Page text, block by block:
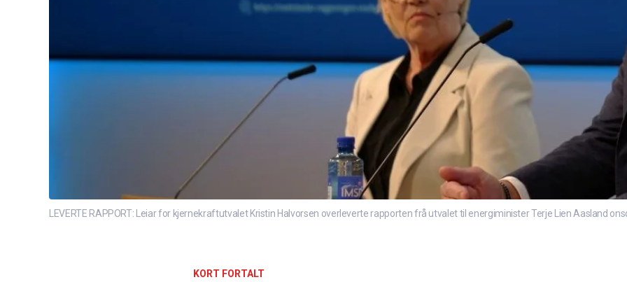
LEVERTE RAPPORT: Leiar for kjernekraftutvalet Kristin Halvorsen overleverte rapporten frå utvalet til energiminister Terje Lien Aasland
KORT FORTALT